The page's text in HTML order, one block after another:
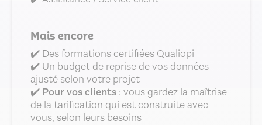
Mais encore
✔️ Des formations certifiées Qualiopi
✔️ Un budget de reprise de vos données
ajusté selon votre projet
✔️ Pour vos clients : vous gardez la maîtrise
de la tarification qui est construite avec
vous, selon leurs besoins